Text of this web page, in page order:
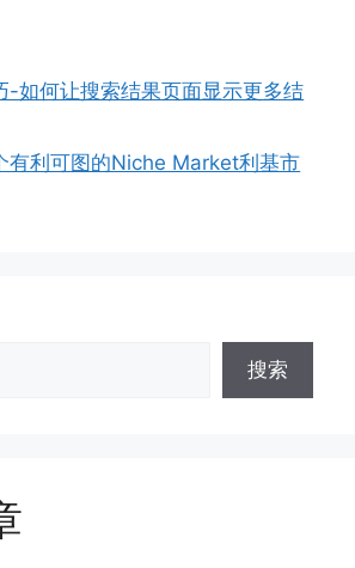
-如何让搜索结果页面显示更多结
有利可图的Niche Market利基市
搜索